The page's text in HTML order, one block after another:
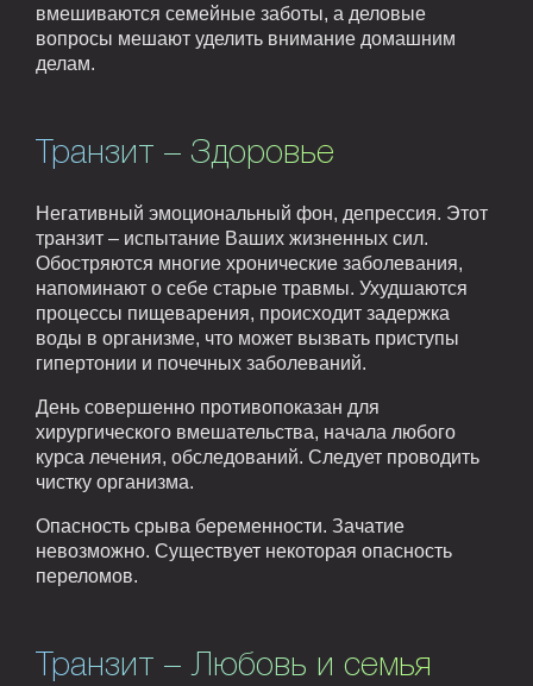
вмешиваются семейные заботы, а деловые
вопросы мешают уделить внимание домашним
делам.
Транзит – Здоровье
Негативный эмоциональный фон, депрессия. Этот
транзит – испытание Ваших жизненных сил.
Обостряются многие хронические заболевания,
напоминают о себе старые травмы. Ухудшаются
процессы пищеварения, происходит задержка
воды в организме, что может вызвать приступы
гипертонии и почечных заболеваний.
День совершенно противопоказан для
хирургического вмешательства, начала любого
курса лечения, обследований. Следует проводить
чистку организма.
Опасность срыва беременности. Зачатие
невозможно. Существует некоторая опасность
переломов.
Транзит – Любовь и семья